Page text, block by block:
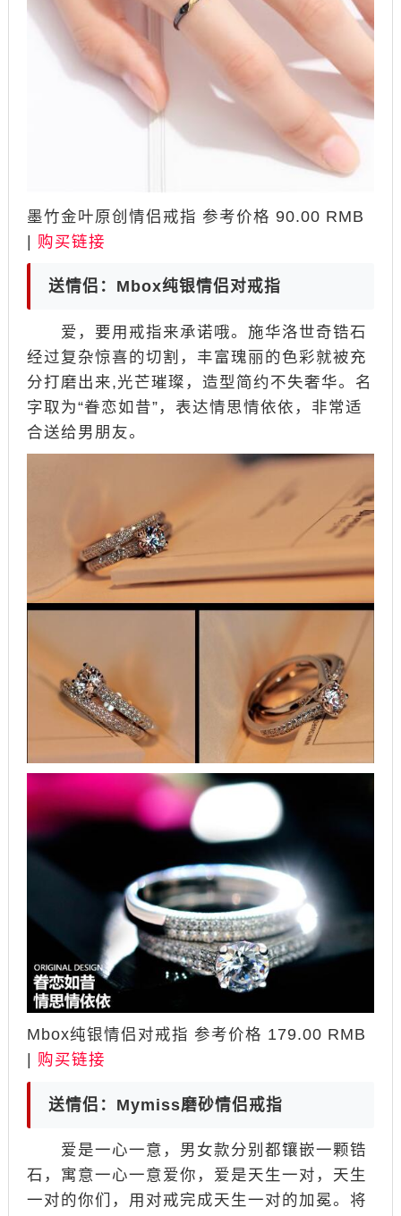
墨竹金叶原创情侣戒指 参考价格 90.00 RMB
| 购买链接
送情侣：Mbox纯银情侣对戒指
爱，要用戒指来承诺哦。施华洛世奇锆石
经过复杂惊喜的切割，丰富瑰丽的色彩就被充
分打磨出来,光芒璀璨，造型简约不失奢华。名
字取为“眷恋如昔”，表达情思情依依，非常适
合送给男朋友。
Mbox纯银情侣对戒指 参考价格 179.00 RMB
购买链接
送情侣：Mymiss磨砂情侣戒指
爱是一心一意，男女款分别都镶嵌一颗锆
石，寓意一心一意爱你，爱是天生一对，天生
一对的你们，用对戒完成天生一对的加冕。将